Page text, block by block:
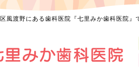
風渡野にある歯科医院『七里みか歯科医院